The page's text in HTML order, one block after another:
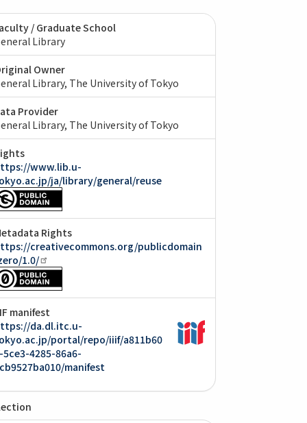
/ Graduate School
Library
Owner
Library, The University of Tokyo
Provider
Library, The University of Tokyo
www.lib.u-
ja/library/general/reuse
Rights
creativecommons.org/publicdomain
1.0/
manifest
da.dl.itc.u-
portal/repo/iiif/a811b60
5ce3-4285-86a6-
manifest